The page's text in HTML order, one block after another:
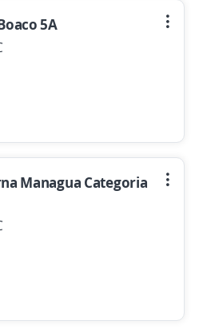
5A
Managua Categoria